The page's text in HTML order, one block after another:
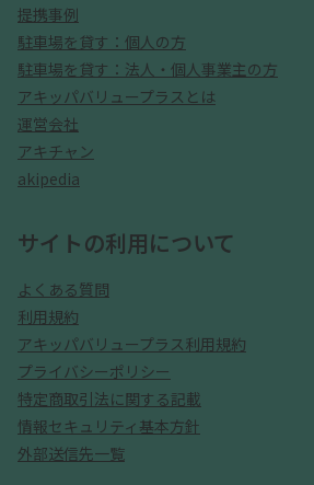
提携事例
駐車場を貸す：個人の方
駐車場を貸す：法人・個人事業主の方
アキッパバリュープラスとは
運営会社
アキチャン
akipedia
サイトの利用について
よくある質問
利用規約
アキッパバリュープラス利用規約
プライバシーポリシー
特定商取引法に関する記載
情報セキュリティ基本方針
外部送信先一覧